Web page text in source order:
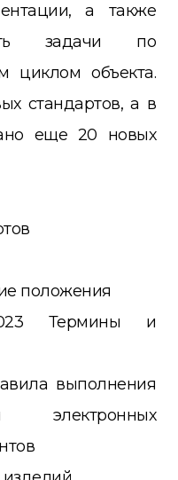
а также
задачи по
циклом объекта.
стандартов, а в
еще 20 новых
положения
Термины и
выполнения
электронных